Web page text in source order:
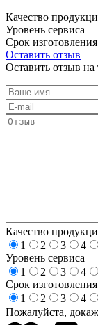
Качество
Уровень сервиса
Срок изготовления
Оставить отзыв
Оставить отзыв на
Качество
1
2 3 4
Уровень сервиса
1
2 3 4
Срок изготовления
1
2 3 4
Пожалуйста,